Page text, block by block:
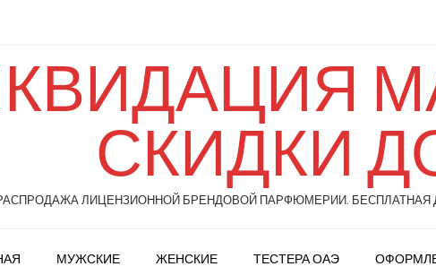
СКИДКИ
ЛИЦЕНЗИОННОЙ БРЕНДОВОЙ ПАРФЮМЕРИИ. БЕСПЛАТНАЯ
МУЖСКИЕ ЖЕНСКИЕ ТЕСТЕРА ОАЭ